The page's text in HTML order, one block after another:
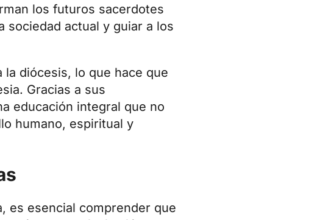
los futuros sacerdotes
sociedad actual y guiar a los
la diócesis, lo que hace que
Gracias a sus
educación integral que no
humano, espiritual y
es esencial comprender que